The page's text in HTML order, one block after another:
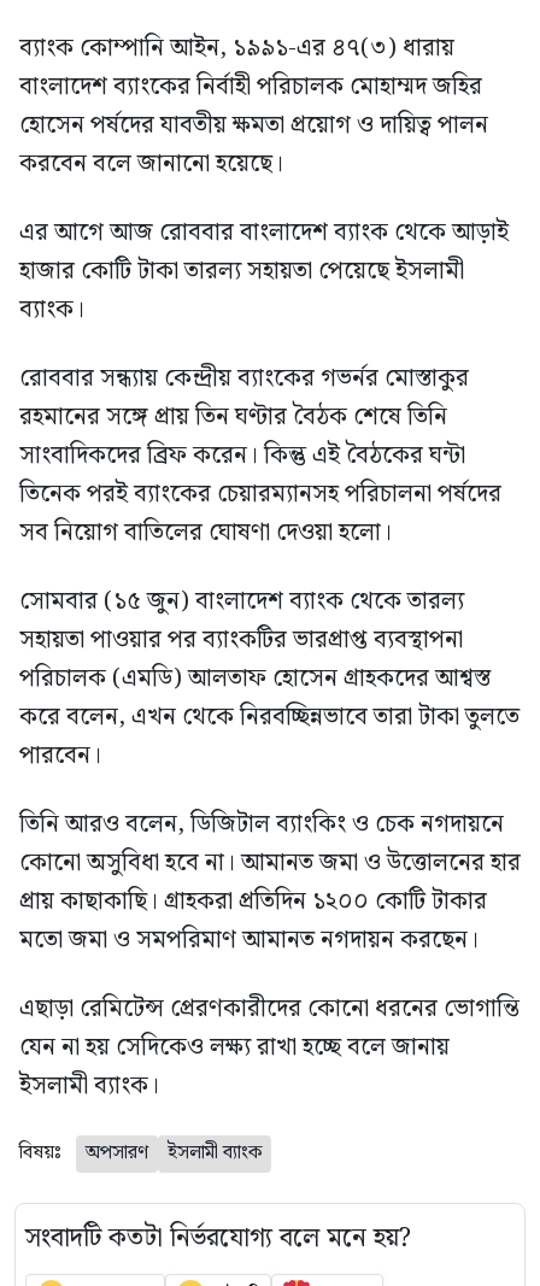
ব্যাংক কোম্পানি আইন, ১৯৯১-এর ৪৭(৩) ধারায়
বাংলাদেশ ব্যাংকের নির্বাহী পরিচালক মোহাম্মদ জহির
হোসেন পর্ষদের যাবতীয় ক্ষমতা প্রয়োগ ও দায়িত্ব পালন
করবেন বলে জানানো হয়েছে।
এর আগে আজ রোববার বাংলাদেশ ব্যাংক থেকে আড়াই
হাজার কোটি টাকা তারল্য সহায়তা পেয়েছে ইসলামী
ব্যাংক।
রোববার সন্ধ্যায় কেন্দ্রীয় ব্যাংকের গভর্নর মোস্তাকুর
রহমানের সঙ্গে প্রায় তিন ঘণ্টার বৈঠক শেষে তিনি
সাংবাদিকদের ব্রিফ করেন। কিন্তু এই বৈঠকের ঘন্টা
তিনেক পরই ব্যাংকের চেয়ারম্যানসহ পরিচালনা পর্ষদের
সব নিয়োগ বাতিলের ঘোষণা দেওয়া হলো।
সোমবার (১৫ জুন) বাংলাদেশ ব্যাংক থেকে তারল্য
সহায়তা পাওয়ার পর ব্যাংকটির ভারপ্রাপ্ত ব্যবস্থাপনা
পরিচালক (এমডি) আলতাফ হোসেন গ্রাহকদের আশ্বস্ত
করে বলেন, এখন থেকে নিরবচ্ছিন্নভাবে তারা টাকা তুলতে
পারবেন।
তিনি আরও বলেন, ডিজিটাল ব্যাংকিং ও চেক নগদায়নে
কোনো অসুবিধা হবে না। আমানত জমা ও উত্তোলনের হার
প্রায় কাছাকাছি। গ্রাহকরা প্রতিদিন ১২০০ কোটি টাকার
মতো জমা ও সমপরিমাণ আমানত নগদায়ন করছেন।
এছাড়া রেমিটেন্স প্রেরণকারীদের কোনো ধরনের ভোগান্তি
যেন না হয় সেদিকেও লক্ষ্য রাখা হচ্ছে বলে জানায়
ইসলামী ব্যাংক।
বিষয়ঃ অপসারণ ইসলামী ব্যাংক
সংবাদটি কতটা নির্ভরযোগ্য বলে মনে হয়?